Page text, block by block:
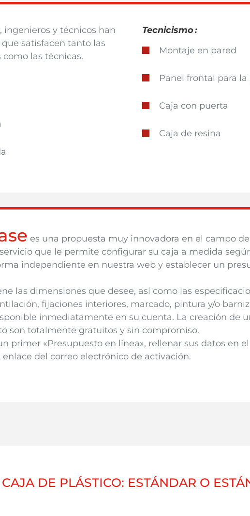
ingenieros y técnicos han
satisfacen tanto las
las técnicas.
Tecnicismo:
Montaje en pared
Panel frontal para la
Caja con puerta
Caja de resina
es una propuesta muy innovadora en el campo
que le permite configurar su caja a medida
independiente en nuestra web y establecer un
las dimensiones que desee, así como las
fijaciones interiores, marcado, pintura y/o
inmediatamente en su cuenta. La creación de
son totalmente gratuitos y sin compromiso.
primer «Presupuesto en línea», rellenar sus datos en
del correo electrónico de activación.
CAJA DE PLÁSTICO: ESTÁNDAR O